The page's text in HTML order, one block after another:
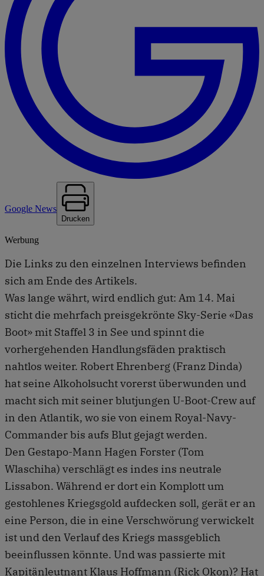
Google News
Drucken
Werbung
Die Links zu den einzelnen Interviews befinden
sich am Ende des Artikels.
Was lange währt, wird endlich gut: Am 14. Mai
sticht die mehrfach preisgekrönte Sky-Serie «Das
Boot» mit Staffel 3 in See und spinnt die
vorhergehenden Handlungsfäden praktisch
nahtlos weiter. Robert Ehrenberg (Franz Dinda)
hat seine Alkoholsucht vorerst überwunden und
macht sich mit seiner blutjungen U-Boot-Crew auf
in den Atlantik, wo sie von einem Royal-Navy-
Commander bis aufs Blut gejagt werden.
Den Gestapo-Mann Hagen Forster (Tom
Wlaschiha) verschlägt es indes ins neutrale
Lissabon. Während er dort ein Komplott um
gestohlenes Kriegsgold aufdecken soll, gerät er an
eine Person, die in eine Verschwörung verwickelt
ist und den Verlauf des Kriegs massgeblich
beeinflussen könnte. Und was passierte mit
Kapitänleutnant Klaus Hoffmann (Rick Okon)? Hat